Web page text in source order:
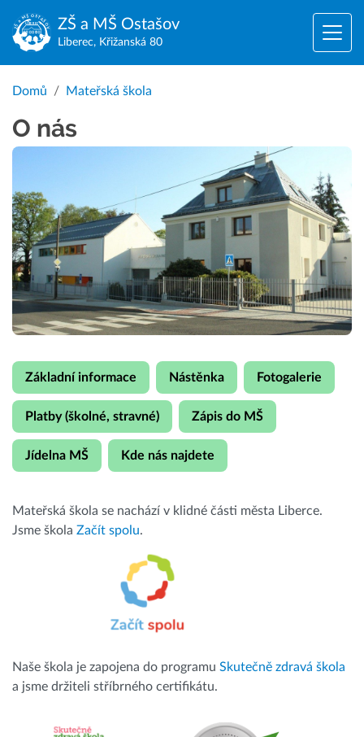
ZŠ a MŠ Ostašov
Liberec, Křižanská 80
Domů Mateřská škola
O nás
Základní informace Nástěnka Fotogalerie
Platby (školné, stravné) Zápis do MŠ
Jídelna MŠ Kde nás najdete
Mateřská škola se nachází v klidné části města Liberce.
Jsme škola Začít spolu.
Naše škola je zapojena do programu Skutečně zdravá škola
a jsme držiteli stříbrného certifikátu.